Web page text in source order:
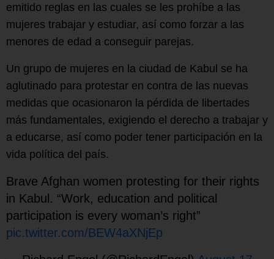
emitido reglas en las cuales se les prohíbe a las
mujeres trabajar y estudiar, así como forzar a las
menores de edad a conseguir parejas.
Un grupo de mujeres en la ciudad de Kabul se ha
aglutinado para protestar en contra de las nuevas
medidas que ocasionaron la pérdida de libertades
más fundamentales, exigiendo el derecho a trabajar y
a educarse, así como poder tener participación en la
vida política del país.
Brave Afghan women protesting for their rights
in Kabul. “Work, education and political
participation is every woman’s right”
pic.twitter.com/BEW4aXNjEp